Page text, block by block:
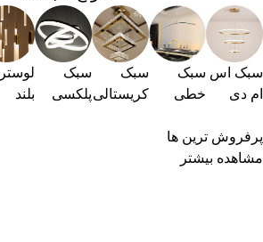
سبک اس
ام دی
سبک
خطی
سبک
کریستالی
سبک
پلکسی
لوستر
بلند
پرفروش ترین ها
مشاهده بیشتر